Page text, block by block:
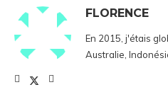
FLORENCE
En 2015, j'étais
Australie,